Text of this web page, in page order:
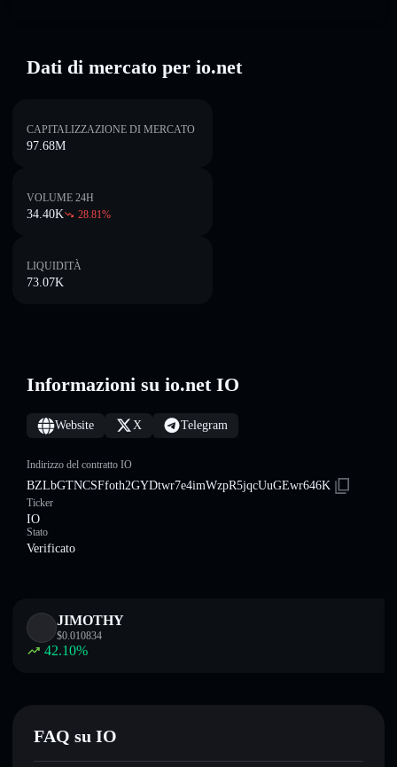
Dati di mercato per io.net
CAPITALIZZAZIONE DI MERCATO
97.68M
VOLUME 24H
34.40K 28.81%
LIQUIDITÀ
73.07K
Informazioni su io.net IO
Website X Telegram
Indirizzo del contratto IO
BZLbGTNCSFfoth2GYDtwr7e4imWzpR5jqcUuGEwr646K
Ticker
IO
Stato
Verificato
JIMOTHY
$0.010834
42.10%
FAQ su IO